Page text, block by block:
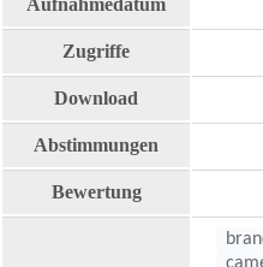
Aufnahmedatum
Zugriffe
Download
Abstimmungen
Bewertung